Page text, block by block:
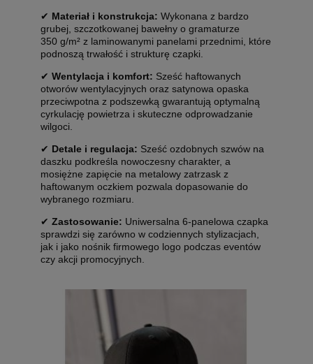
✔ Materiał i konstrukcja: Wykonana z bardzo
grubej, szczotkowanej bawełny o gramaturze
350 g/m² z laminowanymi panelami przednimi, które
podnoszą trwałość i strukturę czapki.
✔ Wentylacja i komfort: Sześć haftowanych
otworów wentylacyjnych oraz satynowa opaska
przeciwpotna z podszewką gwarantują optymalną
cyrkulację powietrza i skuteczne odprowadzanie
wilgoci.
✔ Detale i regulacja: Sześć ozdobnych szwów na
daszku podkreśla nowoczesny charakter, a
mosiężne zapięcie na metalowy zatrzask z
haftowanym oczkiem pozwala dopasowanie do
wybranego rozmiaru.
✔ Zastosowanie: Uniwersalna 6-panelowa czapka
sprawdzi się zarówno w codziennych stylizacjach,
jak i jako nośnik firmowego logo podczas eventów
czy akcji promocyjnych.